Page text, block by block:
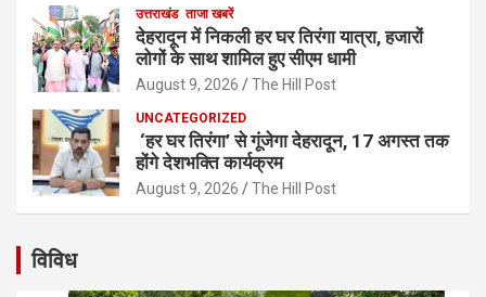
उत्तराखंड ताजा खबरें
देहरादून में निकली हर घर तिरंगा यात्रा, हजारों
लोगों के साथ शामिल हुए सीएम धामी
August 9, 2026 The Hill Post
UNCATEGORIZED
‘हर घर तिरंगा’ से गूंजेगा देहरादून, 17 अगस्त तक
होंगे देशभक्ति कार्यक्रम
August 9, 2026 The Hill Post
विविध